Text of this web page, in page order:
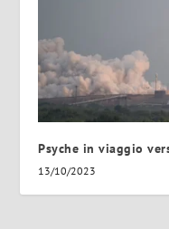
Psyche in viaggio
13/10/2023